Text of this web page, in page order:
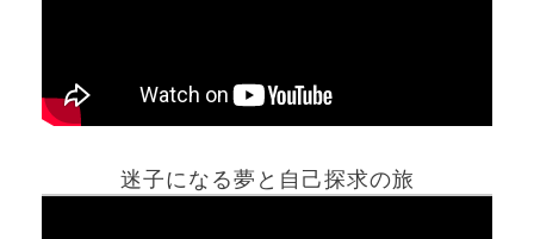
迷子になる夢と自己探求の旅
ホーム